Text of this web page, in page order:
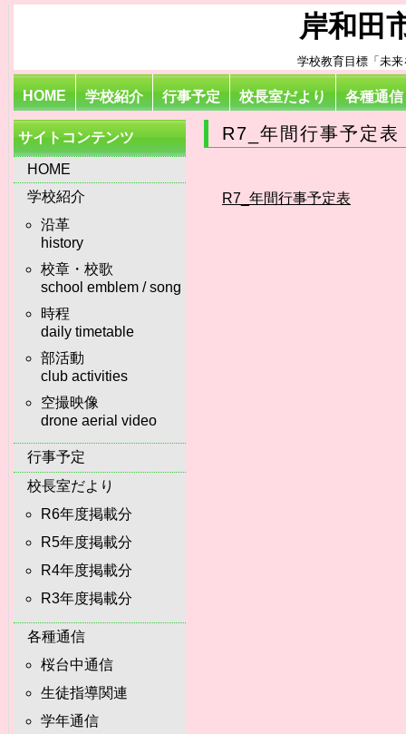
岸和田
学校教育目標「未
HOME 学校紹介 行事予定 校長室だより 各種通信
サイトコンテンツ
HOME
学校紹介
沿革
history
校章・校歌
school emblem / song
時程
daily timetable
部活動
club activities
空撮映像
drone aerial video
行事予定
校長室だより
R6年度掲載分
R5年度掲載分
R4年度掲載分
R3年度掲載分
各種通信
桜台中通信
生徒指導関連
学年通信
R7_年間行事予定表
R7_年間行事予定表